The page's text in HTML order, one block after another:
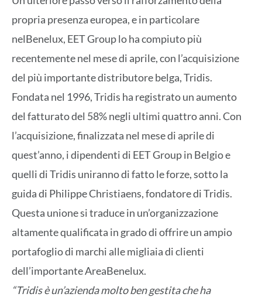
propria presenza europea, e in particolare
nelBenelux, EET Group lo ha compiuto più
recentemente nel mese di aprile, con l’acquisizione
del più importante distributore belga, Tridis.
Fondata nel 1996, Tridis ha registrato un aumento
del fatturato del 58% negli ultimi quattro anni. Con
l’acquisizione, finalizzata nel mese di aprile di
quest’anno, i dipendenti di EET Group in Belgio e
quelli di Tridis uniranno di fatto le forze, sotto la
guida di Philippe Christiaens, fondatore di Tridis.
Questa unione si traduce in un’organizzazione
altamente qualificata in grado di offrire un ampio
portafoglio di marchi alle migliaia di clienti
dell’importante AreaBenelux.
“Tridis è un’azienda molto ben gestita che ha